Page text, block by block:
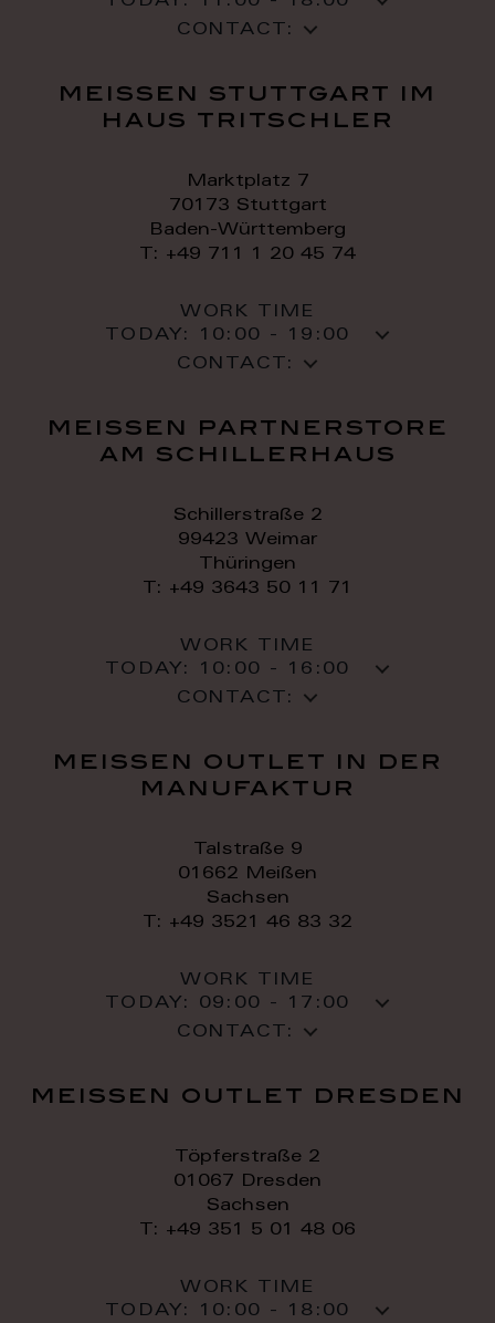
CONTACT:
meissen stuttgart im
haus tritschler
Marktplatz 7
70173 Stuttgart
Baden-Württemberg
T: +49 711 1 20 45 74
WORK TIME
TODAY:
10:00 - 19:00
CONTACT:
meissen partnerstore
am schillerhaus
Schillerstraße 2
99423 Weimar
Thüringen
T: +49 3643 50 11 71
WORK TIME
TODAY:
10:00 - 16:00
CONTACT:
meissen outlet in der
manufaktur
Talstraße 9
01662 Meißen
Sachsen
T: +49 3521 46 83 32
WORK TIME
TODAY: 09:00 - 17:00
CONTACT:
meissen outlet dresden
Töpferstraße 2
01067 Dresden
Sachsen
T: +49 351 5 01 48 06
WORK TIME
TODAY:
10:00 - 18:00